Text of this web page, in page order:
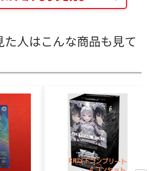
た人はこんな商品も見て